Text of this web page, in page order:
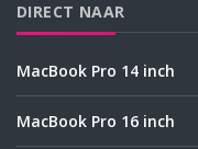
DIRECT NAAR
MacBook Pro 14 inch
MacBook Pro 16 inch